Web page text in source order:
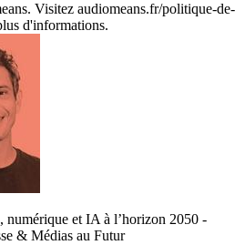
Visitez audiomeans.fr/politique-de-
d'informations.
numérique et IA à l’horizon 2050 -
& Médias au Futur